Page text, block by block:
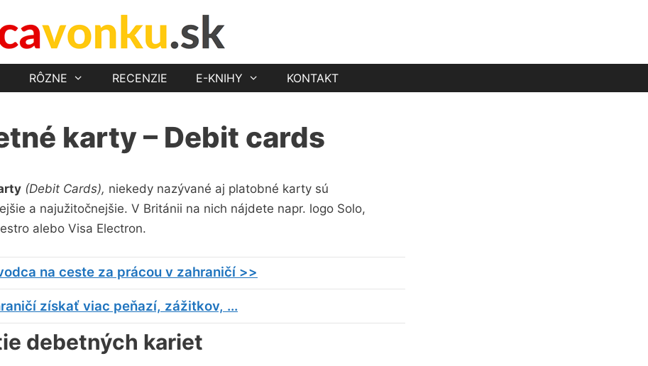
RÔZNE RECENZIE E-KNIHY KONTAKT
karty – Debit cards
(Debit Cards), niekedy nazývané aj platobné karty sú
a najužitočnejšie. V Británii na nich nájdete napr. logo Solo,
alebo Visa Electron.
na ceste za prácou v zahraničí >>
získať viac peňazí, zážitkov, ...
debetných kariet